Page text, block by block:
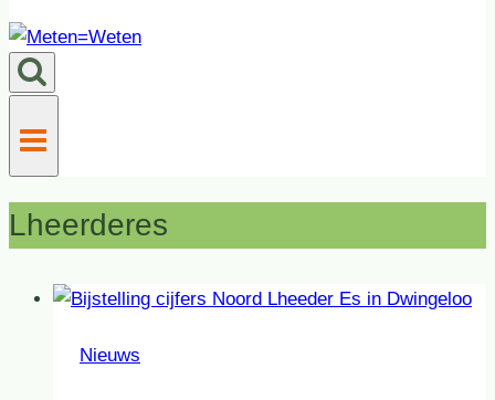
Lheerderes
Nieuws